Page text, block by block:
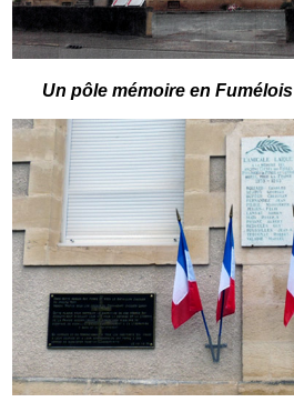
Un pôle mémoire en Fumélois